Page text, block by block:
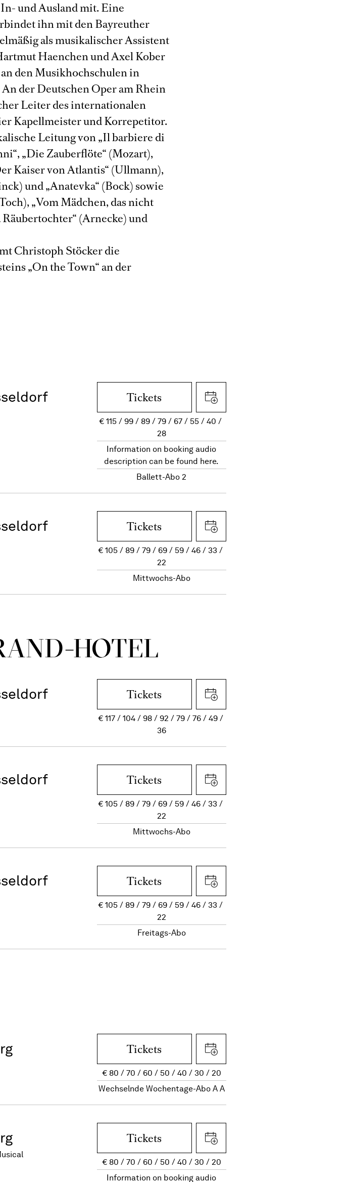
und Ausland mit. Eine
ihn mit den Bayreuther
als musikalischer Assistent
Haenchen und Axel Kober
den Musikhochschulen in
der Deutschen Oper am Rhein
Leiter des internationalen
Kapellmeister und Korrepetitor.
Leitung von „Il barbiere di
„Die Zauberflöte“ (Mozart),
Kaiser von Atlantis“ (Ullmann),
und „Anatevka“ (Bock) sowie
„Vom Mädchen, das nicht
(Arnecke) und
Christoph Stöcker die
„On the Town“ an der
Tickets
€115 99 89 79 67 55
40
28
Information on booking audio
description can be found here.
Ballett-Abo 2
Tickets
€105 89 79 69 59 46
33
22
Mittwochs-Abo
HOTEL
Tickets
€ 117 104 98 92 79 76
49
36
Tickets
€105 89 79 69 59 46
33
22
Mittwochs-Abo
Tickets
€105 89 79 69 59 46
33
22
Freitags-Abo
Tickets
€ 80 70 60 50 40 30
20
Wechselnde Wochentage-Abo A A
Tickets
€ 80 70 60 50 40 30
20
Information on booking audio